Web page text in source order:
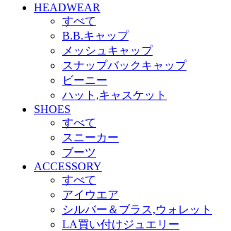
HEADWEAR
すべて
B.B.キャップ
メッシュキャップ
スナップバックキャップ
ビーニー
ハット,キャスケット
SHOES
すべて
スニーカー
ブーツ
ACCESSORY
すべて
アイウエア
シルバー＆ブラス,ウォレット
LA買い付けジュエリー